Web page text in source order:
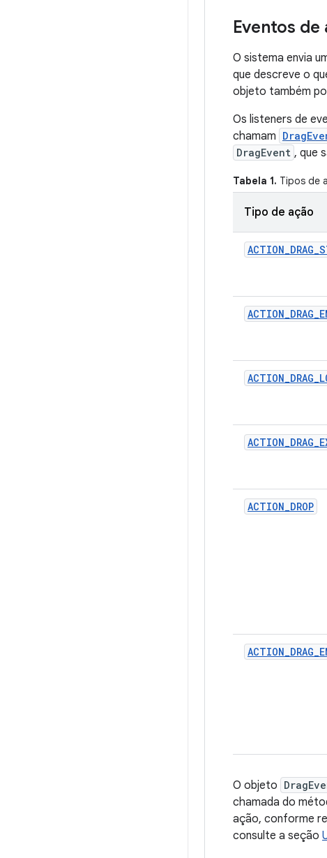
Eventos
O sistema envia
que descreve o
objeto também
Os listeners de
chamam
DragEvent , que
Tabela 1. Tipos de
Tipo de ação
ACTION_DRAG_
ACTION_DRAG_
ACTION_DRAG_
ACTION_DRAG_
ACTION_DROP
ACTION_DRAG_
O objeto
chamada do
ação, conforme
consulte a seção